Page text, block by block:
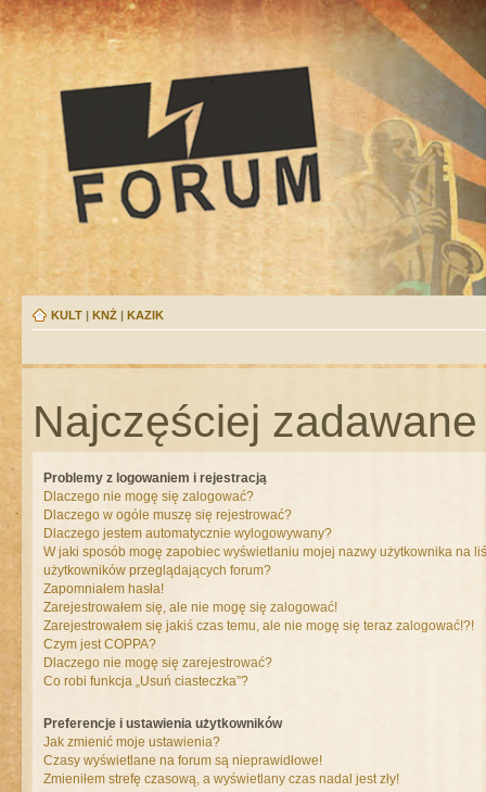
KULT | KNŻ | KAZIK
Najczęściej
Problemy z logowaniem i rejestracją
Dlaczego nie mogę się zalogować?
Dlaczego w ogóle muszę się rejestrować?
Dlaczego jestem automatycznie wylogowywany?
W jaki sposób mogę zapobiec wyświetlaniu mojej nazwy użytkownika na
użytkowników przeglądających forum?
Zapomniałem hasła!
Zarejestrowałem się, ale nie mogę się zalogować!
Zarejestrowałem się jakiś czas temu, ale nie mogę się teraz zalogować!?!
Czym jest COPPA?
Dlaczego nie mogę się zarejestrować?
Co robi funkcja „Usuń ciasteczka”?
Preferencje i ustawienia użytkowników
Jak zmienić moje ustawienia?
Czasy wyświetlane na forum są nieprawidłowe!
Zmieniłem strefę czasową, a wyświetlany czas nadal jest zły!